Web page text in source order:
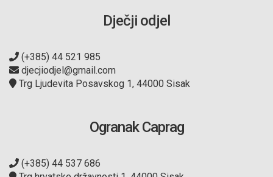
Dječji odjel
(+385) 44 521 985
djecjiodjel@gmail.com
Trg Ljudevita Posavskog 1, 44000 Sisak
Ogranak Caprag
(+385) 44 537 686